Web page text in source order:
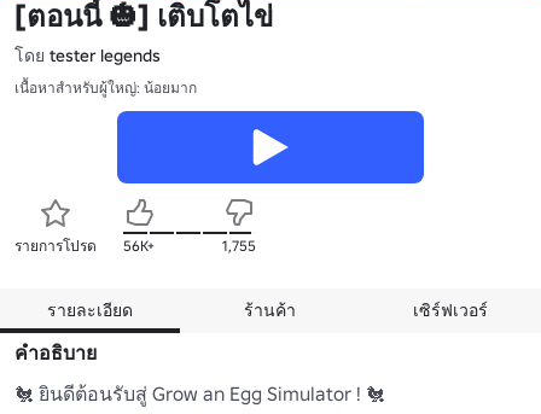
[ตอนนี้ 🎃] เติบโตไข่
โดย tester legends
เนื้อหาสำหรับผู้ใหญ่: น้อยมาก
รายการโปรด 56K+ 1,755
รายละเอียด ร้านค้า เซิร์ฟเวอร์
คำอธิบาย
🐔 ยินดีต้อนรับสู่ Grow an Egg Simulator ! 🐔